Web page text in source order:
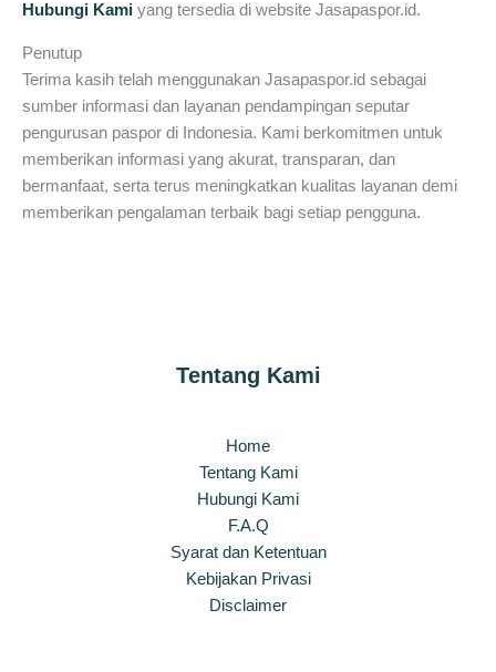
Hubungi Kami yang tersedia di website Jasapaspor.id.
Penutup
Terima kasih telah menggunakan Jasapaspor.id sebagai
sumber informasi dan layanan pendampingan seputar
pengurusan paspor di Indonesia. Kami berkomitmen untuk
memberikan informasi yang akurat, transparan, dan
bermanfaat, serta terus meningkatkan kualitas layanan demi
memberikan pengalaman terbaik bagi setiap pengguna.
Tentang Kami
Home
Tentang Kami
Hubungi Kami
F.A.Q
Syarat dan Ketentuan
Kebijakan Privasi
Disclaimer